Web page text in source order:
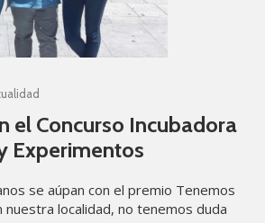
el Concurso Incubadora
Experimentos
se aúpan con el premio Tenemos
localidad, no tenemos duda